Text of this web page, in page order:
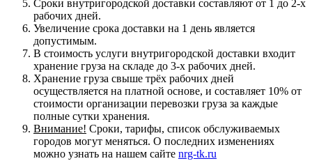
Сроки внутригородской доставки составляют от 1 до 2-х
рабочих дней.
Увеличение срока доставки на 1 день является
допустимым.
В стоимость услуги внутригородской доставки входит
хранение груза на складе до 3-х рабочих дней.
Хранение груза свыше трёх рабочих дней
осуществляется на платной основе, и составляет 10% от
стоимости организации перевозки груза за каждые
полные сутки хранения.
Внимание! Сроки, тарифы, список обслуживаемых
городов могут меняться. О последних изменениях
можно узнать на нашем сайте nrg-tk.ru